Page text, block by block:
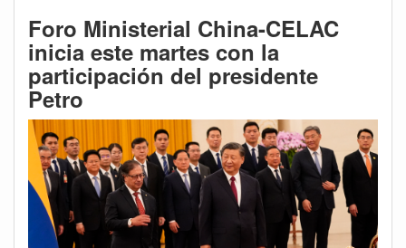
Foro Ministerial China-CELAC
inicia este martes con la
participación del presidente
Petro